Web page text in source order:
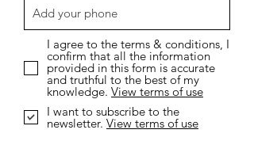
I agree to the terms & conditions, I
confirm that all the information
provided in this form is accurate
and truthful to the best of my
knowledge. View terms of use
I want to subscribe to the
newsletter. View terms of use